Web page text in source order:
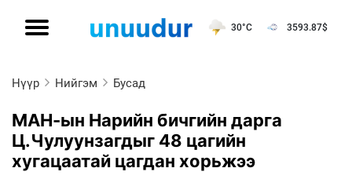
30°C 3593.87$
Нүүр Нийгэм Бусад
МАН-ын Нарийн бичгийн дарга
Ц.Чулуунзагдыг 48 цагийн
хугацаатай цагдан хорьжээ